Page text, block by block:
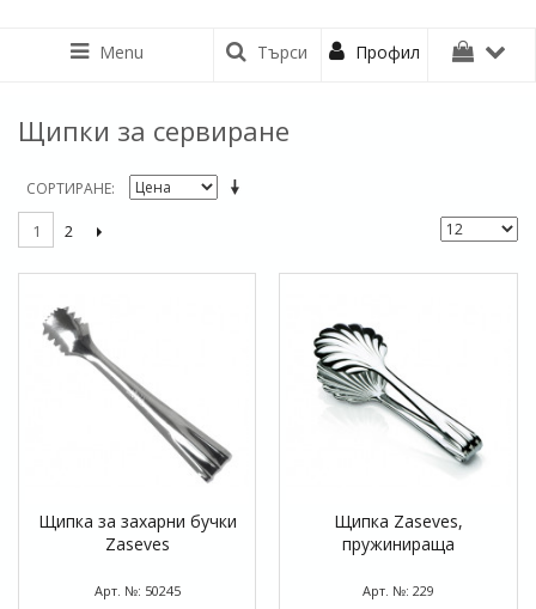
Menu Търси Профил
Щипки за сервиране
СОРТИРАНЕ
1 2
Щипка за захарни бучки
Zaseves
Арт. №: 50245
Щипка Zaseves,
пружинираща
Арт. №: 229